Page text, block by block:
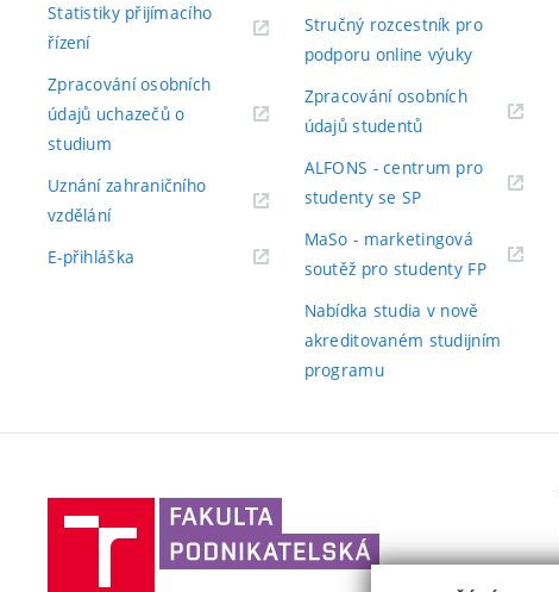
Statistiky přijímacího
řízení(externí
Zpracování osobních
údajů uchazečů o
studium(externí
Uznání zahraničního
vzdělání(externí
E-přihláška
Stručný rozcestník pro
podporu online výuky
Zpracování osobních
údajů studentů(externí
ALFONS - centrum pro
studenty se SP(externí
MaSo - marketingová
soutěž pro studenty FP(externí
Nabídka studia v nově
akreditovaném studijním
programu
technické